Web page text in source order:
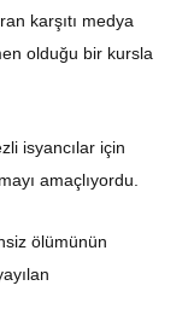
karşıtı medya
olduğu bir kursla
isyancılar için
amaçlıyordu.
ölümünün